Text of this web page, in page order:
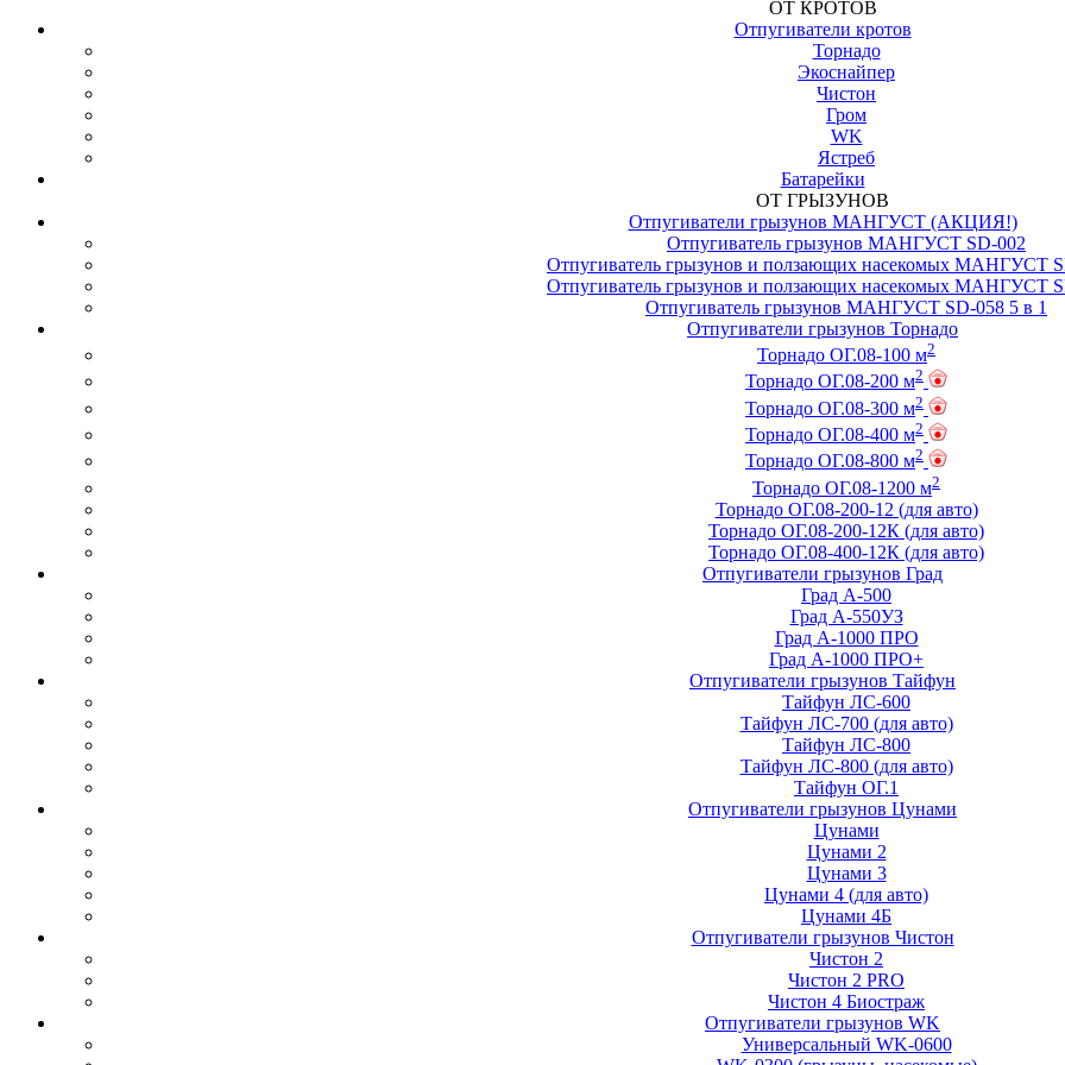
ОТ КРОТОВ
Отпугиватели кротов
Торнадо
Экоснайпер
Чистон
Гром
WK
Ястреб
Батарейки
ОТ ГРЫЗУНОВ
Отпугиватели грызунов МАНГУСТ (АКЦИЯ!)
Отпугиватель грызунов МАНГУСТ SD-002
Отпугиватель грызунов и ползающих насекомых МАНГУСТ
Отпугиватель грызунов и ползающих насекомых МАНГУСТ
Отпугиватель грызунов МАНГУСТ SD-058 5 в 1
Отпугиватели грызунов Торнадо
Торнадо ОГ.08-100 м2
Торнадо ОГ.08-200 м2
Торнадо ОГ.08-300 м2
Торнадо ОГ.08-400 м2
Торнадо ОГ.08-800 м2
Торнадо ОГ.08-1200 м2
Торнадо ОГ.08-200-12 (для авто)
Торнадо ОГ.08-200-12К (для авто)
Торнадо ОГ.08-400-12К (для авто)
Отпугиватели грызунов Град
Град А-500
Град А-550УЗ
Град А-1000 ПРО
Град А-1000 ПРО+
Отпугиватели грызунов Тайфун
Тайфун ЛС-600
Тайфун ЛС-700 (для авто)
Тайфун ЛС-800
Тайфун ЛС-800 (для авто)
Тайфун ОГ.1
Отпугиватели грызунов Цунами
Цунами
Цунами 2
Цунами 3
Цунами 4 (для авто)
Цунами 4Б
Отпугиватели грызунов Чистон
Чистон 2
Чистон 2 PRO
Чистон 4 Биостраж
Отпугиватели грызунов WK
Универсальный WK-0600